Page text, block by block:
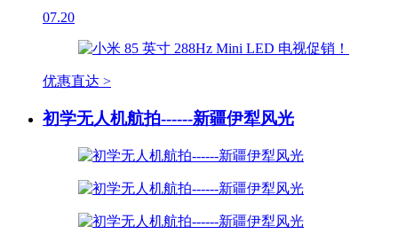
07.20
优惠直达 >
初学无人机航拍------新疆伊犁风光